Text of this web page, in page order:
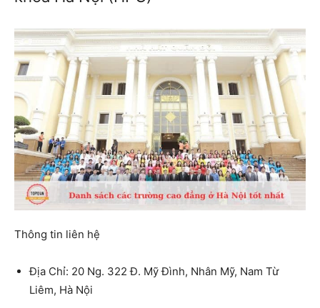
Thông tin liên hệ
Địa Chỉ: 20 Ng. 322 Đ. Mỹ Đình, Nhân Mỹ, Nam Từ
Liêm, Hà Nội